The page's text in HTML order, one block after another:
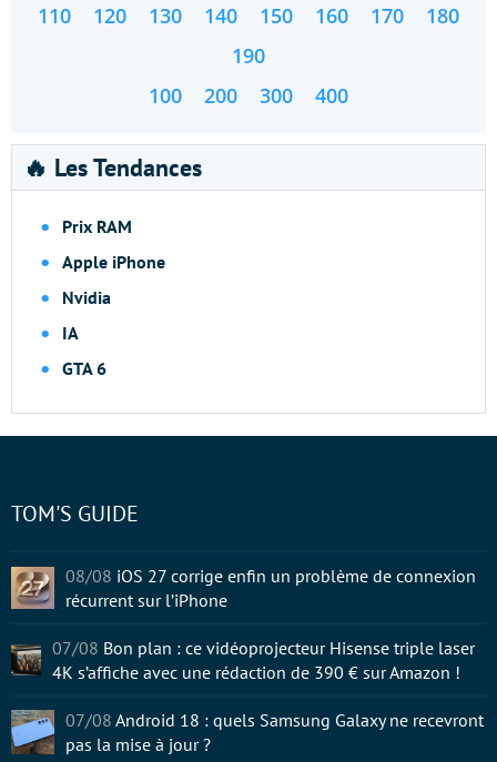
110 120 130 140 150 160 170
180
190
100
200 300 400
🔥 Les Tendances
Prix RAM
Apple iPhone
Nvidia
IA
GTA 6
TOM'S GUIDE
08/08 iOS 27 corrige enfin un problème de connexion
récurrent sur l’iPhone
07/08 Bon plan : ce vidéoprojecteur Hisense triple laser
4K s’affiche avec une rédaction de 390 € sur Amazon !
07/08 Android 18 : quels Samsung Galaxy ne recevront
pas la mise à jour ?